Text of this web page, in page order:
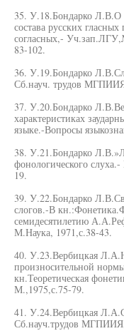
35. У.18.Бондарко Л.В.О
состава русских
согласных,-
83-102.
36. У.19.Бондарко
Сб.науч. трудов
37. У.20.Бондарко
характеристиках
языке.-Вопросы
38. У.21.Бондарко
фонологического
19.
39. У.22.Бондарко
слогов.-В
семидесятилетию
М.Наука, 1971,с.38-43.
40. У.23.Вербицкая
произносительной
кн.Теоретическая
М.,1975,с.75-79.
41. У.24.Вербицкая
Сб.науч.трудов